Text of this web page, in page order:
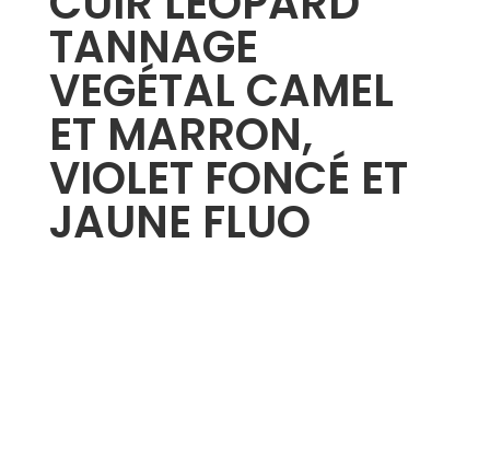
TANNAGE
VEGÉTAL CAMEL
ET MARRON,
VIOLET FONCÉ ET
JAUNE FLUO